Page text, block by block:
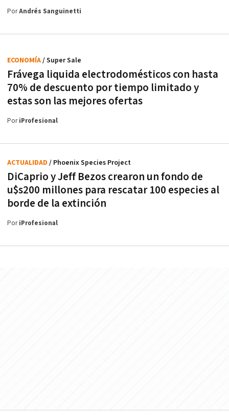
PorAndrés Sanguinetti
Frávega liquida electrodomésticos con hasta
70% de descuento por tiempo limitado y
estas son las mejores ofertas
ECONOMÍA/ Super Sale
PoriProfesional
DiCaprio y Jeff Bezos crearon un fondo de
u$s200 millones para rescatar 100 especies al
borde de la extinción
ACTUALIDAD / Phoenix Species Project
PoriProfesional